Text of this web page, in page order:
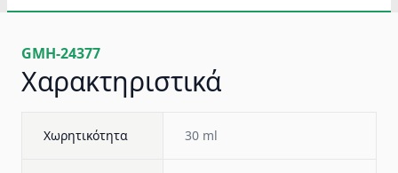
GMH-24377
Χαρακτηριστικά
Χωρητικότητα 30 ml